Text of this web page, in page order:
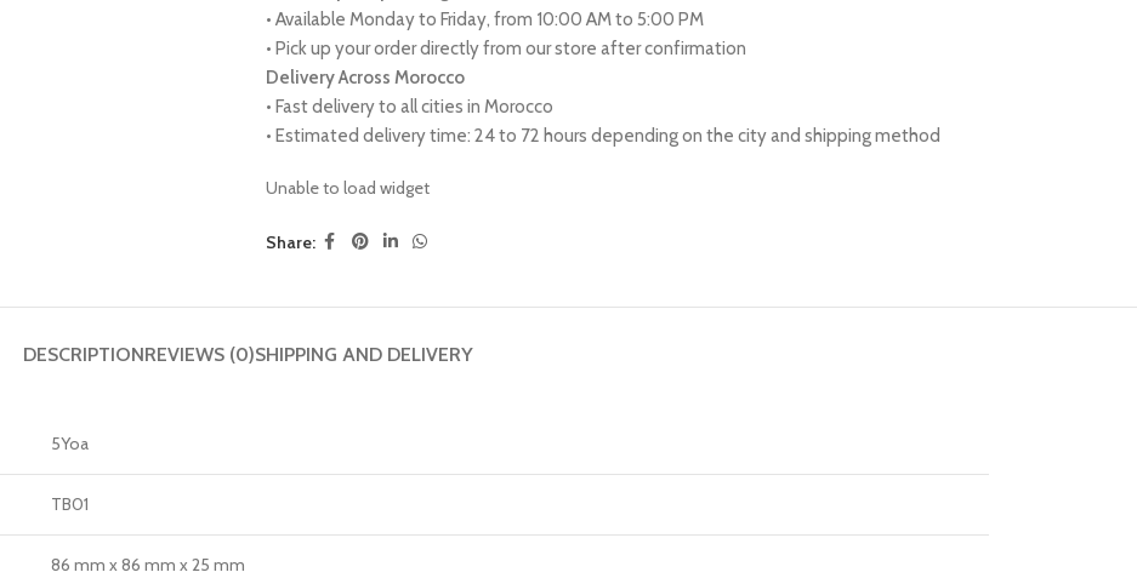
• Available Monday to Friday, from 10:00 AM to 5:00 PM
• Pick up your order directly from our store after confirmation
Delivery Across Morocco
• Fast delivery to all cities in Morocco
• Estimated delivery time: 24 to 72 hours depending on the city and shipping method
Unable to load widget
Share:
DESCRIPTIONREVIEWS (0)SHIPPING AND DELIVERY
5Yoa
TB01
86 mm x 86 mm x 25 mm